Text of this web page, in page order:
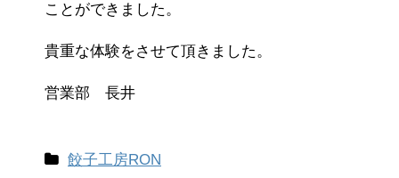
ことができました。
貴重な体験をさせて頂きました。
営業部 長井
餃子工房RON